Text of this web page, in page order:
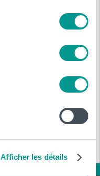
Afficher les détails